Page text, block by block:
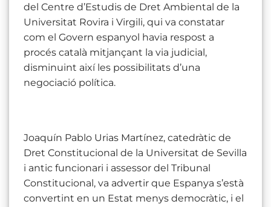
del Centre d’Estudis de Dret Ambiental de la
Universitat Rovira i Virgili, qui va constatar
com el Govern espanyol havia respost a
procés català mitjançant la via judicial,
disminuint així les possibilitats d’una
negociació política.
Joaquín Pablo Urias Martínez, catedràtic de
Dret Constitucional de la Universitat de Sevilla
i antic funcionari i assessor del Tribunal
Constitucional, va advertir que Espanya s’està
convertint en un Estat menys democràtic, i el